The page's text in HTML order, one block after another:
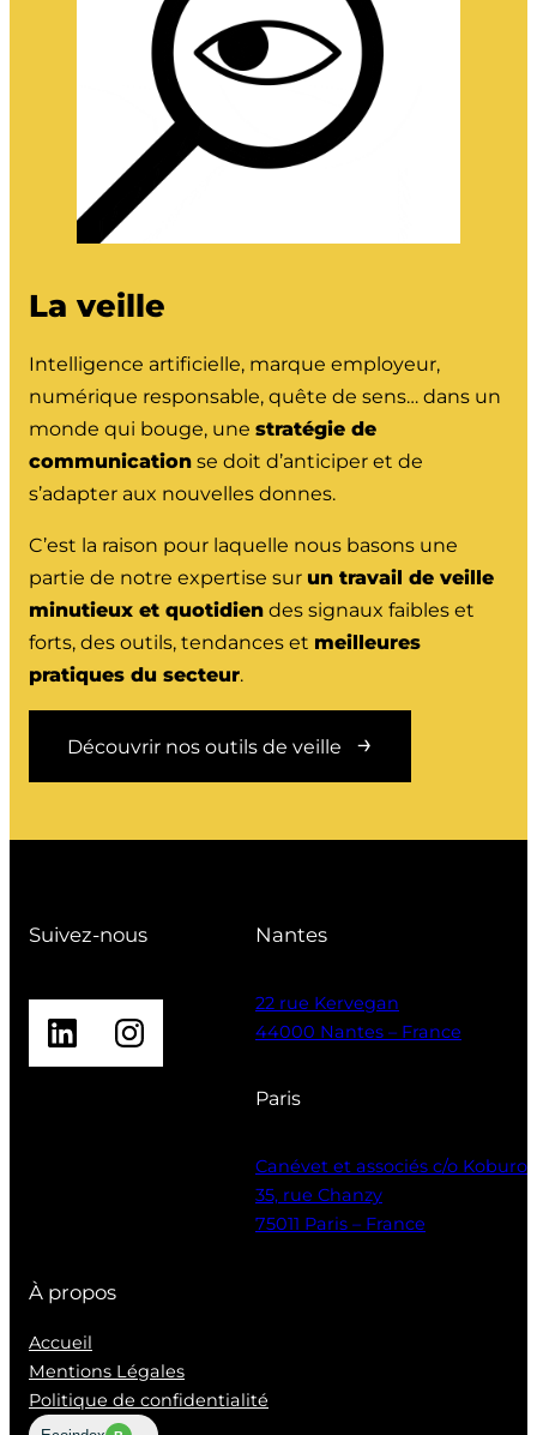
La veille
Intelligence artificielle, marque employeur,
numérique responsable, quête de sens… dans un
monde qui bouge, une stratégie de
communication se doit d’anticiper et de
s’adapter aux nouvelles donnes.
C’est la raison pour laquelle nous basons une
partie de notre expertise sur un travail de veille
minutieux et quotidien des signaux faibles et
forts, des outils, tendances et meilleures
pratiques du secteur.
Découvrir nos outils de veille
Suivez-nous
LinkedInInstagram
Nantes
22 rue Kervegan
44000 Nantes – France
Paris
Canévet et associés c/o Koburo
35, rue Chanzy
75011 Paris – France
À propos
Accueil
Mentions Légales
Politique de confidentialité